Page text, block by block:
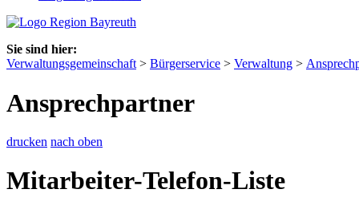
Sie sind hier:
Verwaltungsgemeinschaft > Bürgerservice > Verwaltung >
Ansprechpartner
drucken nach oben
Mitarbeiter-Telefon-Liste